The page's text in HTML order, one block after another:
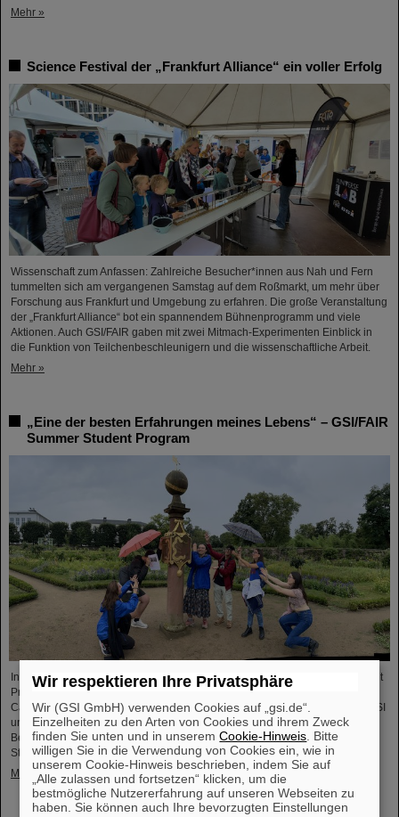
Mehr »
Science Festival der „Frankfurt Alliance“ ein voller Erfolg
Wissenschaft zum Anfassen: Zahlreiche Besucher*innen aus Nah und Fern
tummelten sich am vergangenen Samstag auf dem Roßmarkt, um mehr über
Forschung aus Frankfurt und Umgebung zu erfahren. Die große Veranstaltung
der „Frankfurt Alliance“ bot ein spannendem Bühnenprogramm und viele
Aktionen. Auch GSI/FAIR gaben mit zwei Mitmach-Experimenten Einblick in
die Funktion von Teilchenbeschleunigern und die wissenschaftliche Arbeit.
Mehr »
„Eine der besten Erfahrungen meines Lebens“ – GSI/FAIR
Summer Student Program
In diesem Jahr nahmen 31 Studierende aus 16 Ländern am Summer Student
Program bei GSI und FAIR teil. Sie verbrachten acht Wochen auf dem
Campus, machten sich mit den Experimenten und Forschungsfeldern von GSI
und FAIR vertraut und tauchten in die Atmosphäre eines internationalen
Beschleunigerlabors ein. Einblicke bietet der Fotowettbewerb der Summer
Students.
Mehr »
Wir respektieren Ihre Privatsphäre
Wir (GSI GmbH) verwenden Cookies auf „gsi.de“.
Einzelheiten zu den Arten von Cookies und ihrem Zweck
finden Sie unten und in unseremCookie-Hinweis . Bitte
willigen Sie in die Verwendung von Cookies ein, wie in
unserem Cookie-Hinweis beschrieben, indem Sie auf
„Alle zulassen und fortsetzen“ klicken, um die
bestmögliche Nutzererfahrung auf unseren Webseiten zu
haben. Sie können auch Ihre bevorzugten Einstellungen